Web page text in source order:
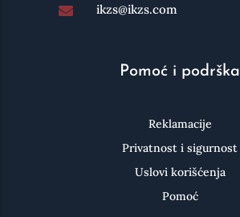
 ikzs@ikzs.com
Pomoć i podrška
Reklamacije
Privatnost i sigurnost
Uslovi korišćenja
Pomoć